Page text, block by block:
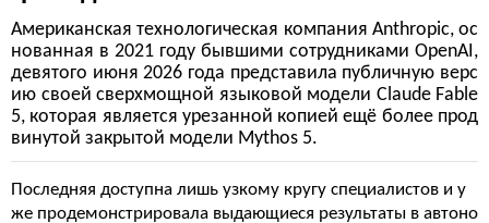
Американская технологическая компания Anthropic, ос
нованная в 2021 году бывшими сотрудниками OpenAI,
девятого июня 2026 года представила публичную верс
ию своей сверхмощной языковой модели Claude Fable
5, которая является урезанной копией ещё более прод
винутой закрытой модели Mythos 5.
Последняя доступна лишь узкому кругу специалистов и у
же продемонстрировала выдающиеся результаты в автоно